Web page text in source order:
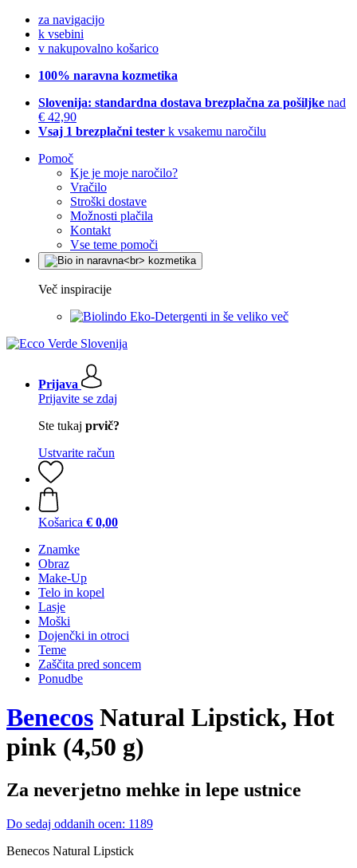
za navigacijo
k vsebini
v nakupovalno košarico
100% naravna kozmetika
Slovenija: standardna dostava brezplačna za pošiljke nad
€ 42,90
Vsaj 1 brezplačni tester k vsakemu naročilu
Pomoč
Kje je moje naročilo?
Vračilo
Stroški dostave
Možnosti plačila
Kontakt
Vse teme pomoči
Več inspiracije
Eko-Detergenti in še veliko več
Prijava
Prijavite se zdaj
Ste tukaj prvič?
Ustvarite račun
Košarica € 0,00
Znamke
Obraz
Make-Up
Telo in kopel
Lasje
Moški
Dojenčki in otroci
Teme
Zaščita pred soncem
Ponudbe
Benecos Natural Lipstick, Hot
pink (4,50 g)
Za neverjetno mehke in lepe ustnice
Do sedaj oddanih ocen: 1189
Benecos Natural Lipstick